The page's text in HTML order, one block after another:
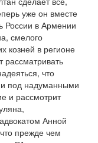
уже он вместе
России в Армении
смелого
козней в регионе
рассматривать
что
под надуманными
и рассмотрит
Анной
прежде чем